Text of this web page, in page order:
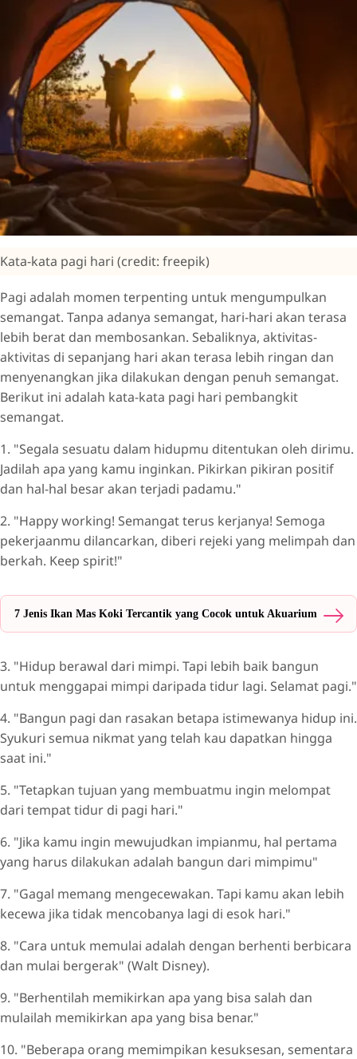
Kata-kata pagi hari (credit: freepik)
Pagi adalah momen terpenting untuk mengumpulkan
semangat. Tanpa adanya semangat, hari-hari akan terasa
lebih berat dan membosankan. Sebaliknya, aktivitas-
aktivitas di sepanjang hari akan terasa lebih ringan dan
menyenangkan jika dilakukan dengan penuh semangat.
Berikut ini adalah kata-kata pagi hari pembangkit
semangat.
1. "Segala sesuatu dalam hidupmu ditentukan oleh dirimu.
Jadilah apa yang kamu inginkan. Pikirkan pikiran positif
dan hal-hal besar akan terjadi padamu."
2. "Happy working! Semangat terus kerjanya! Semoga
pekerjaanmu dilancarkan, diberi rejeki yang melimpah dan
berkah. Keep spirit!"
7 Jenis Ikan Mas Koki Tercantik yang Cocok untuk Akuarium
3. "Hidup berawal dari mimpi. Tapi lebih baik bangun
untuk menggapai mimpi daripada tidur lagi. Selamat pagi."
4. "Bangun pagi dan rasakan betapa istimewanya hidup ini.
Syukuri semua nikmat yang telah kau dapatkan hingga
saat ini."
5. "Tetapkan tujuan yang membuatmu ingin melompat
dari tempat tidur di pagi hari."
6. "Jika kamu ingin mewujudkan impianmu, hal pertama
yang harus dilakukan adalah bangun dari mimpimu"
7. "Gagal memang mengecewakan. Tapi kamu akan lebih
kecewa jika tidak mencobanya lagi di esok hari."
8. "Cara untuk memulai adalah dengan berhenti berbicara
dan mulai bergerak" (Walt Disney).
9. "Berhentilah memikirkan apa yang bisa salah dan
mulailah memikirkan apa yang bisa benar."
10. "Beberapa orang memimpikan kesuksesan, sementara